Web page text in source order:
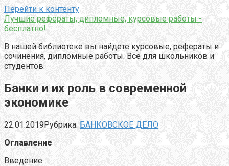
Перейти к контенту
Лучшие рефераты, дипломные, курсовые работы -
бесплатно!
В нашей библиотеке вы найдете курсовые, рефераты и
сочинения, дипломные работы. Все для школьников и
студентов.
Банки и их роль в современной
экономике
22.01.2019Рубрика: БАНКОВСКОЕ ДЕЛО
Оглавление
Введение